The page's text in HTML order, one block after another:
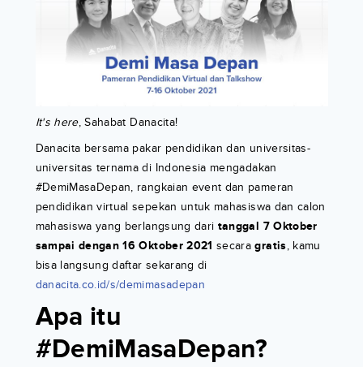
It's here, Sahabat Danacita!
Danacita bersama pakar pendidikan dan universitas-
universitas ternama di Indonesia mengadakan
#DemiMasaDepan, rangkaian event dan pameran
pendidikan virtual sepekan untuk mahasiswa dan calon
mahasiswa yang berlangsung dari tanggal 7 Oktober
sampai dengan 16 Oktober 2021 secaragratis, kamu
bisa langsung daftar sekarang di
danacita.co.id/s/demimasadepan
Apa itu
#DemiMasaDepan?